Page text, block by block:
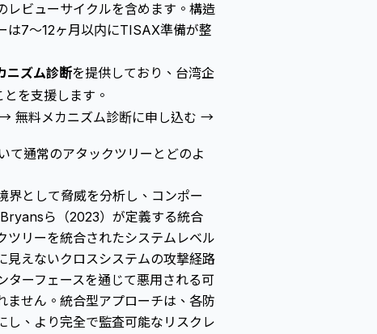
レビューサイクルを含めます。構造
は7〜12ヶ月以内にTISAX準備が整
ニズム診断を提供しており、台湾企
を支援します。
→ 無料メカニズム診断に申し込む →
て通常のアタックツリーとどのよ
界として脅威を分析し、コンポー
ら（2023）が定義する統合
リーを統合されたシステムレベル
見えないクロスシステムの攻撃経路
ターフェースを通じて悪用される可
ません。統合型アプローチは、各防
、より完全で監査可能なリスクレ